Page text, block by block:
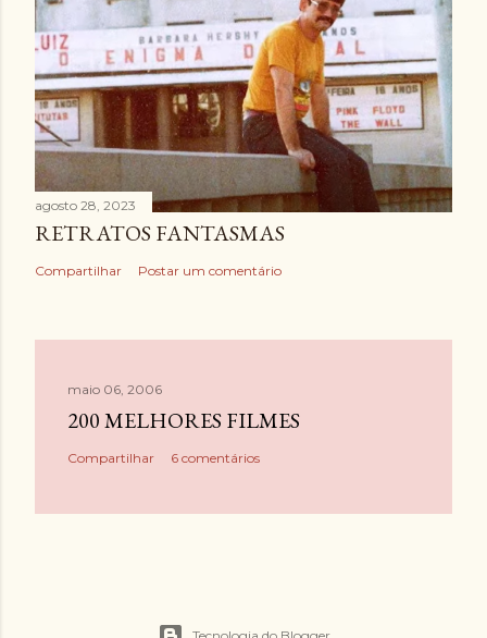
agosto 28, 2023
RETRATOS FANTASMAS
Compartilhar Postar um comentário
maio 06, 2006
200 MELHORES FILMES
Compartilhar 6 comentários